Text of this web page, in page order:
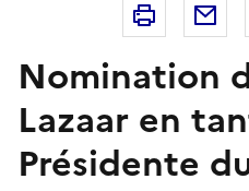
Imprimer
Nomination
Lazaar en
Présidente